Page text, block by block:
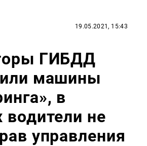
19.05.2021, 15:43
ГИБДД
машины
в
водители не
управления